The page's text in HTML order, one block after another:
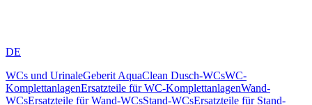
DE
WCs und UrinaleGeberit AquaClean Dusch-WCsWC-
KomplettanlagenErsatzteile für WC-KomplettanlagenWand-
WCsErsatzteile für Wand-WCsStand-WCsErsatzteile für Stand-